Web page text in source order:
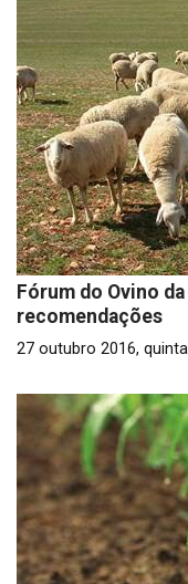
Fórum do Ovino
recomendações
27 outubro 2016,